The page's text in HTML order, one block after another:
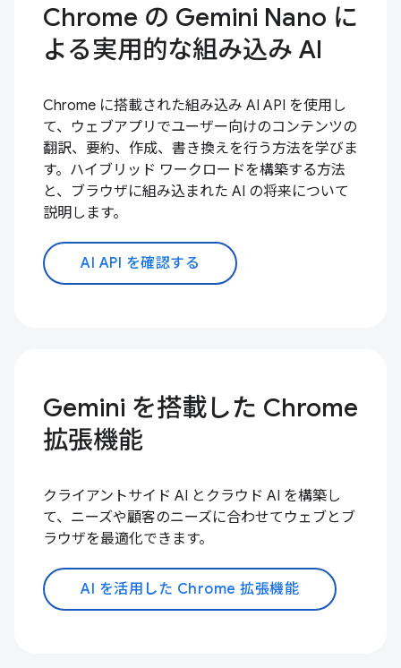
Chrome の Gemini Nano に
よる実用的な組み込み AI
Chrome に搭載された組み込み AI API を使用し
て、ウェブアプリでユーザー向けのコンテンツの
翻訳、要約、作成、書き換えを行う方法を学びま
す。ハイブリッド ワークロードを構築する方法
と、ブラウザに組み込まれた AI の将来について
説明します。
AI API を確認する
Gemini を搭載した Chrome
拡張機能
クライアントサイド AI とクラウド AI を構築し
て、ニーズや顧客のニーズに合わせてウェブとブ
ラウザを最適化できます。
AI を活用した Chrome 拡張機能